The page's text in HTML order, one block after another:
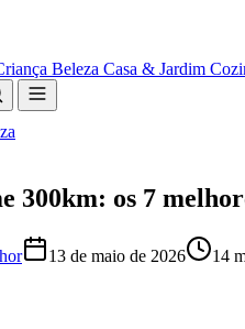
Beleza Casa & Jardim
300km: os 7
13 de maio de 2026 14